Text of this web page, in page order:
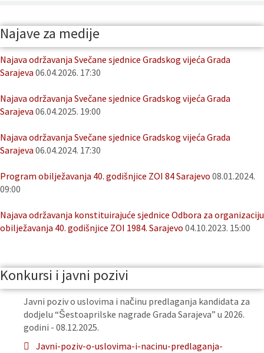
Najave za medije
Najava održavanja Svečane sjednice Gradskog vijeća Grada
Sarajeva 06.04.2026. 17:30
Najava održavanja Svečane sjednice Gradskog vijeća Grada
Sarajeva 06.04.2025. 19:00
Najava održavanja Svečane sjednice Gradskog vijeća Grada
Sarajeva 06.04.2024. 17:30
Program obilježavanja 40. godišnjice ZOI 84 Sarajevo 08.01.2024.
09:00
Najava održavanja konstituirajuće sjednice Odbora za organizaciju
obilježavanja 40. godišnjice ZOI 1984. Sarajevo 04.10.2023. 15:00
Konkursi i javni pozivi
Javni poziv o uslovima i načinu predlaganja kandidata za
dodjelu “Šestoaprilske nagrade Grada Sarajeva” u 2026.
godini - 08.12.2025.
Javni-poziv-o-uslovima-i-nacinu-predlaganja-